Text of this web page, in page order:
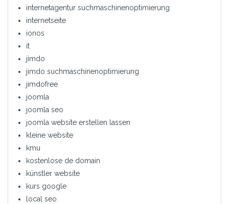
internetagentur suchmaschinenoptimierung
internetseite
ionos
it
jimdo
jimdo suchmaschinenoptimierung
jimdofree
joomla
joomla seo
joomla website erstellen lassen
kleine website
kmu
kostenlose de domain
künstler website
kurs google
local seo